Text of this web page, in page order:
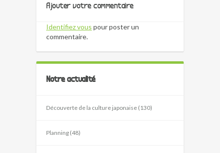
Ajouter votre commentaire
Identifiez vous pour poster un
commentaire.
Notre actualité
Découverte de la culture japonaise (130)
Planning (48)